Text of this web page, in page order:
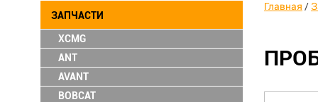
ЗАПЧАСТИ
XCMG
ANT
AVANT
BOBCAT
Главная /